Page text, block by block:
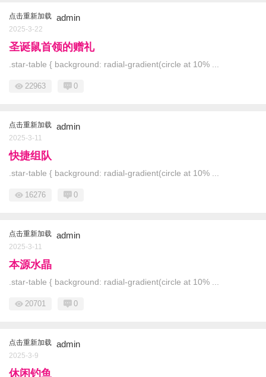
点击重新加载 admin
2025-3-22
圣诞鼠首领的赠礼
.star-table { background: radial-gradient(circle at 10% ...
22963 0
点击重新加载 admin
2025-3-11
快捷组队
.star-table { background: radial-gradient(circle at 10% ...
16276 0
点击重新加载 admin
2025-3-11
本源水晶
.star-table { background: radial-gradient(circle at 10% ...
20701 0
点击重新加载 admin
2025-3-9
休闲钓鱼